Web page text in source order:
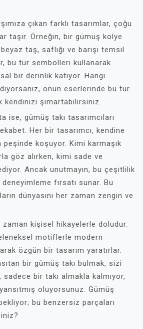
çıkan farklı tasarımlar, çoğu
taşır. Örneğin, bir gümüş kolye
taş, saflığı ve barışı temsil
bu tür sembolleri kullanarak
bir derinlik katıyor. Hangi
onun eserlerinde bu tür
kendinizi şımartabilirsiniz.
ise, gümüş takı tasarımcıları
Her bir tasarımcı, kendine
koşuyor. Kimi karmaşık
göz alırken, kimi sade ve
Ancak unutmayın, bu çeşitlilik
fırsatı sunar. Bu
dünyasını her zaman zengin ve
zaman kişisel hikayelerle doludur.
motiflerle modern
özgün bir tasarım yaratırlar.
bir gümüş takı bulmak, sizi
bir takı almakla kalmıyor,
oluyorsunuz. Gümüş
bu benzersiz parçaları